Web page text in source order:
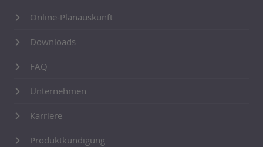
Online-Planauskunft
Downloads
FAQ
Unternehmen
Karriere
Produktkündigung